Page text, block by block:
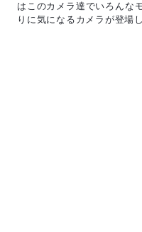
はこのカメラ達でいろんな
りに気になるカメラが登場